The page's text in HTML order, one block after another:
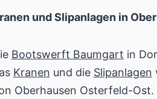
und Slipanlagen in
Bootswerft Baumgart in
Kranen und die Slipanlagen
Oberhausen Osterfeld-Ost.